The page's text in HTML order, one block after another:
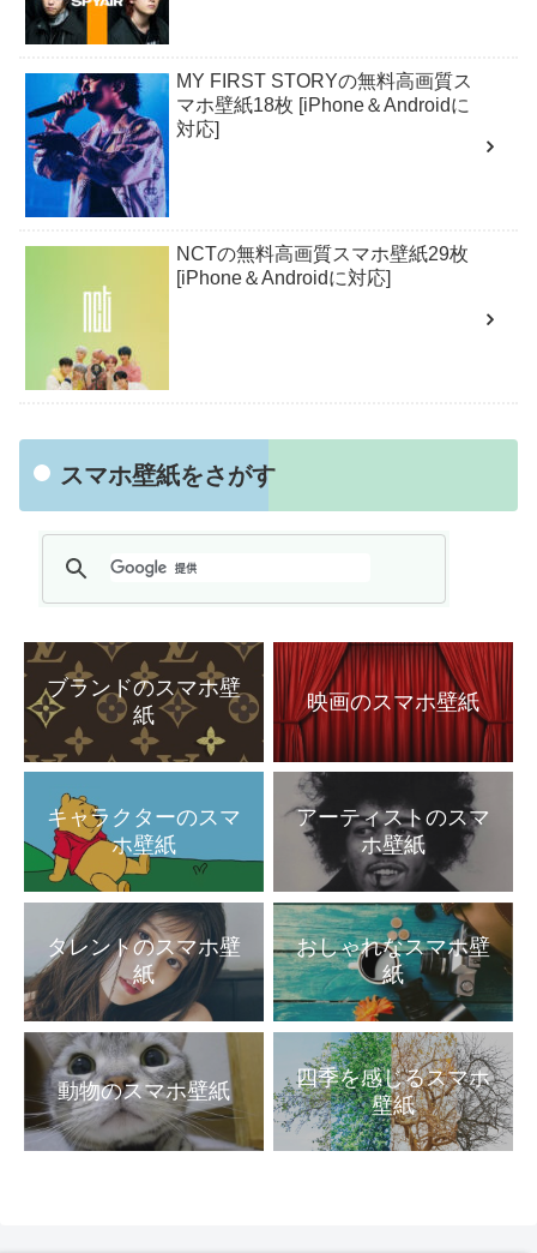
MY FIRST STORYの無料高画質ス
マホ壁紙18枚 [iPhone＆Androidに
対応]
NCTの無料高画質スマホ壁紙29枚
[iPhone＆Androidに対応]
スマホ壁紙をさがす
ブランドのスマホ壁
紙
映画のスマホ壁紙
キャラクターのスマ
ホ壁紙
アーティストのスマ
ホ壁紙
タレントのスマホ壁
紙
おしゃれなスマホ壁
紙
動物のスマホ壁紙
四季を感じるスマホ
壁紙